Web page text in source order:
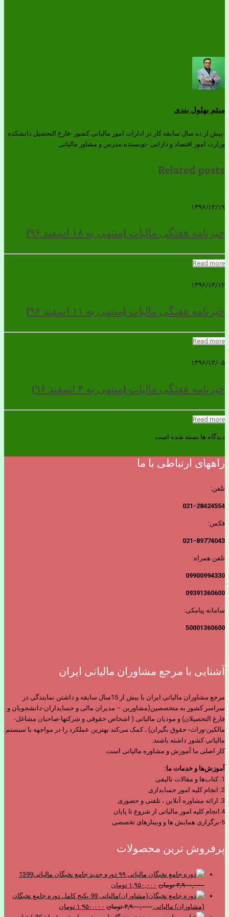
میثم بهلول بندی
-بیش از ده سال سابقه کار در ادارات امور مالیاتی کشور -فارغ التحصیل دانشکده
وزارت امور اقتصاد و دارایی -نویسنده،مدرس و مشاور مالیاتی
Related posts
۱۳۹۶/۱۲/۱۹
خبرنامه هفتگی مالیات (منتهی به ۱۸ اسفند ۹۶)
Read more
۱۳۹۶/۱۲/۱۲
خبرنامه هفتگی مالیات (منتهی به ۱۱ اسفند ۹۶)
Read more
۱۳۹۶/۱۲/۰۵
خبرنامه هفتگی مالیات (منتهی به ۴ اسفند ۹۶)
Read more
دیدگاه ها بسته شده است
راههای ارتباطی با ما
تلفن:
021-28424554
فکس:
021-89774043
تلفن همراه:
09900994330
09391360600
سامانه پیامکی:
50001360600
آشنایی با مرجع مشاوران مالیاتی ایران
مرجع مشاوران مالیاتی ایران با بیش از 15سال سابقه و داشتن نمایندگی در
سراسر کشور به متخصصین(مشاورین – مدیران مالی و حسابداران-دانشجویان و
فارغ التحصیلان) و مودیان مالیاتی ( اشخاص حقوقی و شرکتها-صاحبان مشاغل-
مالکین-وراث- حقوق بگیران) ، کمک می‌کند بهترین عملکرد را در مواجهه با سیستم
مالیاتی کشور داشته باشند.
کار اصلی ما آموزش و مشاوره مالیاتی است.
آموزش‌ها و خدمات ما:
1. کتاب‌ها و مقالات تالیفی
2. انجام کلیه امور حسابداری
3. ارائه مشاوره آنلاین ، تلفنی و حضوری
4.انجام کلیه امور مالیاتی از شروع تا پایان
5-برگزاری همایش ها و وبینارهای تخصصی
پرفروش ترین محصولات
دوره جدید جامع نخبگان مالیاتی1399
۳,۹۰۰,۰۰۰ تومان قیمت
اصلی
۳,۹۰۰,۰۰۰ تومان
۱,۹۵۰,۰۰۰ تومان
فعلی
۱,۹۵۰,۰۰۰ تومان
پکیج کامل دوره جامع نخبگان
(مشاوران) مالیاتی ۳,۹۰۰,۰۰۰ تومان قیمت
۱,۹۵۰,۰۰۰ تومان